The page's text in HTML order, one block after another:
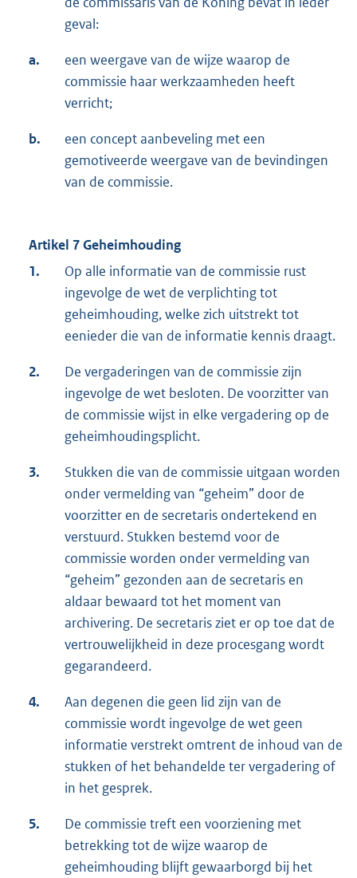
geval:
a.
een weergave van de wijze waarop de
commissie haar werkzaamheden heeft
verricht;
b.
een concept aanbeveling met een
gemotiveerde weergave van de bevindingen
van de commissie.
Artikel 7 Geheimhouding
1.
Op alle informatie van de commissie rust
ingevolge de wet de verplichting tot
geheimhouding, welke zich uitstrekt tot
eenieder die van de informatie kennis draagt.
2.
De vergaderingen van de commissie zijn
ingevolge de wet besloten. De voorzitter van
de commissie wijst in elke vergadering op de
geheimhoudingsplicht.
3.
Stukken die van de commissie uitgaan worden
onder vermelding van “geheim” door de
voorzitter en de secretaris ondertekend en
verstuurd. Stukken bestemd voor de
commissie worden onder vermelding van
“geheim” gezonden aan de secretaris en
aldaar bewaard tot het moment van
archivering. De secretaris ziet er op toe dat de
vertrouwelijkheid in deze procesgang wordt
gegarandeerd.
4.
Aan degenen die geen lid zijn van de
commissie wordt ingevolge de wet geen
informatie verstrekt omtrent de inhoud van de
stukken of het behandelde ter vergadering of
in het gesprek.
5.
De commissie treft een voorziening met
betrekking tot de wijze waarop de
geheimhouding blijft gewaarborgd bij het